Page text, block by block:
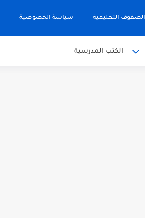
الصفوف التعليمية سياسة الخصوصية
الكتب المدرسية